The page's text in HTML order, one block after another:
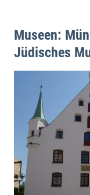
Museen:
Jüdisches